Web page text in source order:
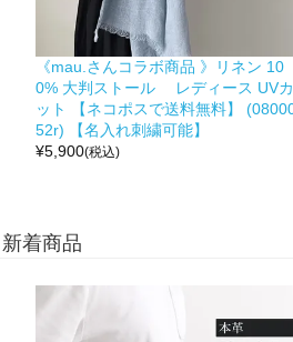
《mau.さんコラボ商品 》リネン 10
0% 大判ストール レディース UVカ
ット 【ネコポスで送料無料】
52r) 【名入れ刺繍可能】
¥5,900(税込)
新着商品